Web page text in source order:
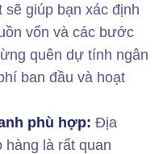
sẽ giúp bạn xác định
vốn và các bước
quên dự tính ngân
ban đầu và hoạt
phù hợp: Địa
hàng là rất quan